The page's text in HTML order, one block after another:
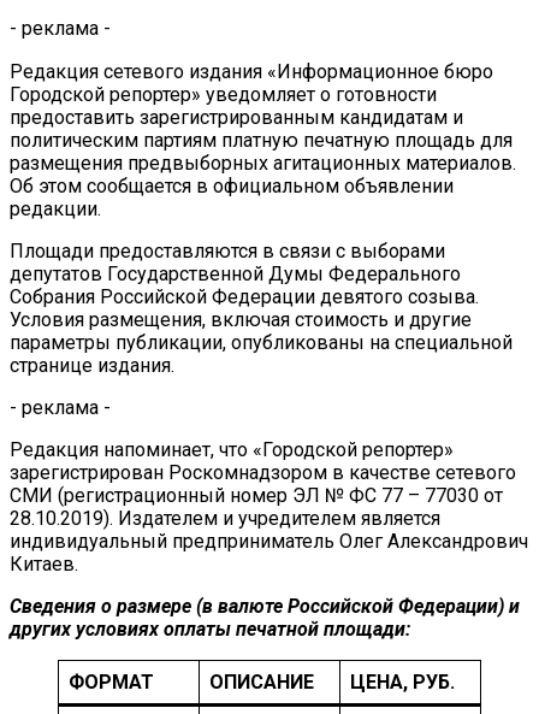
- реклама -
Редакция сетевого издания «Информационное бюро
Городской репортер» уведомляет о готовности
предоставить зарегистрированным кандидатам и
политическим партиям платную печатную площадь для
размещения предвыборных агитационных материалов.
Об этом сообщается в официальном объявлении
редакции.
Площади предоставляются в связи с выборами
депутатов Государственной Думы Федерального
Собрания Российской Федерации девятого созыва.
Условия размещения, включая стоимость и другие
параметры публикации, опубликованы на специальной
странице издания.
- реклама -
Редакция напоминает, что «Городской репортер»
зарегистрирован Роскомнадзором в качестве сетевого
СМИ (регистрационный номер ЭЛ № ФС 77 – 77030 от
28.10.2019). Издателем и учредителем является
индивидуальный предприниматель Олег Александрович
Китаев.
Сведения о размере (в валюте Российской Федерации) и
других условиях оплаты печатной площади:
ФОРМАТ ОПИСАНИЕ ЦЕНА, РУБ.